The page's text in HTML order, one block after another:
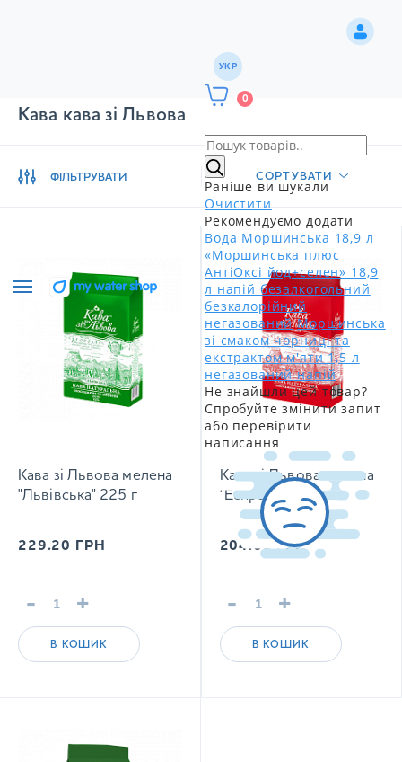
УКР
0
Раніше ви шукали
Очистити
Рекомендуємо додати
Вода Моршинська 18,9 л
«Моршинська плюс
АнтіОксі йод+селен» 18,9
л напій безалкогольний
безкалорійний
негазований Моршинська
зі смаком чорниці та
екстрактом м'яти 1,5 л
негазований напій
Не знайшли цей товар?
Спробуйте змінити запит
або перевірити
написання
Кава кава зі Львова
ФІЛЬТРУВАТИ СОРТУВАТИ
Кава зі Львова мелена
"Львівська" 225 г
229.20 ГРН
- +
В КОШИК
Кава зі Львова мелена
"Еспрессо" 225 г
204.00ГРН
- +
В КОШИК